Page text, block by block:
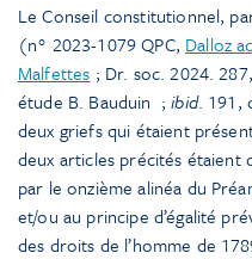
Le Conseil constitutionnel,
(n° 2023-1079 QPC, Dalloz
Malfettes ; Dr. soc. 2024.
étude B. Bauduin ;ibid. 191,
deux griefs qui étaient
deux articles précités
par le onzième alinéa du
et/ou au principe d’égalité
des droits de l’homme de